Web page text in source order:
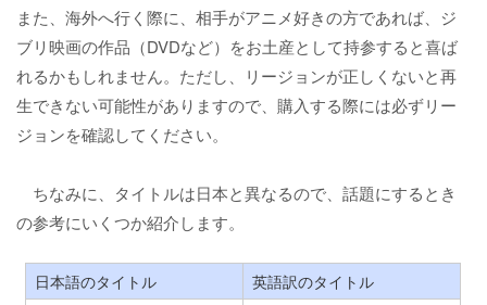
また、海外へ行く際に、相手がアニメ好きの方であれば、ジ
ブリ映画の作品（DVDなど）をお土産として持参すると喜ば
れるかもしれません。ただし、リージョンが正しくないと再
生できない可能性がありますので、購入する際には必ずリー
ジョンを確認してください。
ちなみに、タイトルは日本と異なるので、話題にするとき
の参考にいくつか紹介します。
日本語のタイトル
英語訳のタイトル